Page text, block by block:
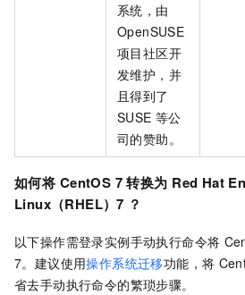
系统，由
OpenSUSE
项目社区开
发维护，并
且得到了
SUSE 等公
司的赞助。
如何将 CentOS 7 转换为 Red Hat
Linux（RHEL）7 ？
以下操作需登录实例手动执行命令将
7。建议使用操作系统迁移功能，将
省去手动执行命令的繁琐步骤。